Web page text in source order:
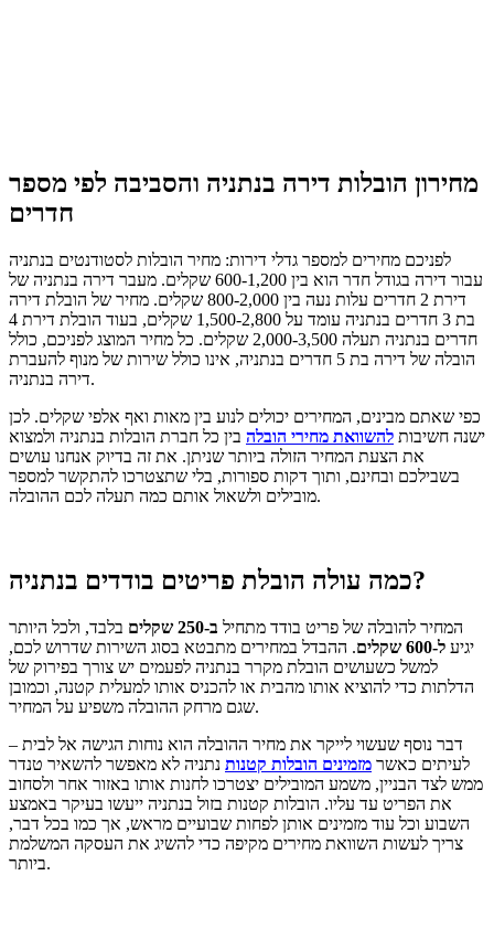
מחירון הובלות דירה בנתניה והסביבה לפי מספר
חדרים
לפניכם מחירים למספר גדלי דירות: מחיר הובלות לסטודנטים בנתניה
עבור דירה בגודל חדר הוא בין 600-1,200 שקלים. מעבר דירה בנתניה של
דירת 2 חדרים עלות נעה בין 800-2,000 שקלים. מחיר של הובלת דירה
בת 3 חדרים בנתניה עומד על 1,500-2,800 שקלים, בעוד הובלת דירת 4
חדרים בנתניה תעלה 2,000-3,500 שקלים. כל מחיר המוצג לפניכם, כולל
הובלה של דירה בת 5 חדרים בנתניה, אינו כולל שירות של מנוף להעברת
דירה בנתניה.
כפי שאתם מבינים, המחירים יכולים לנוע בין מאות ואף אלפי שקלים. לכן
ישנה חשיבות להשוואת מחירי הובלה בין כל חברת הובלות בנתניה ולמצוא
את הצעת המחיר הזולה ביותר שניתן. את זה בדיוק אנחנו עושים
בשבילכם ובחינם, ותוך דקות ספורות, בלי שתצטרכו להתקשר למספר
מובילים ולשאול אותם כמה תעלה לכם ההובלה.
כמה עולה הובלת פריטים בודדים בנתניה?
המחיר להובלה של פריט בודד מתחיל ב-250 שקלים
בלבד, ולכל היותר
יגיע ל-600 שקלים
. ההבדל במחירים מתבטא בסוג השירות שדרוש לכם,
למשל כשעושים הובלת מקרר בנתניה לפעמים יש צורך בפירוק של
הדלתות כדי להוציא אותו מהבית או להכניס אותו למעלית קטנה, וכמובן
שגם מרחק ההובלה משפיע על המחיר.
דבר נוסף שעשוי לייקר את מחיר ההובלה הוא נוחות הגישה אל לבית –
לעיתים כאשר מזמינים הובלות קטנות נתניה לא מאפשר להשאיר טנדר
ממש לצד הבניין, משמע המובילים יצטרכו לחנות אותו באזור אחר ולסחוב
את הפריט עד עליו. הובלות קטנות בזול בנתניה ייעשו בעיקר באמצע
השבוע וכל עוד מזמינים אותן לפחות שבועיים מראש, אך כמו בכל דבר,
צריך לעשות השוואת מחירים מקיפה כדי להשיג את העסקה המשלמת
ביותר.